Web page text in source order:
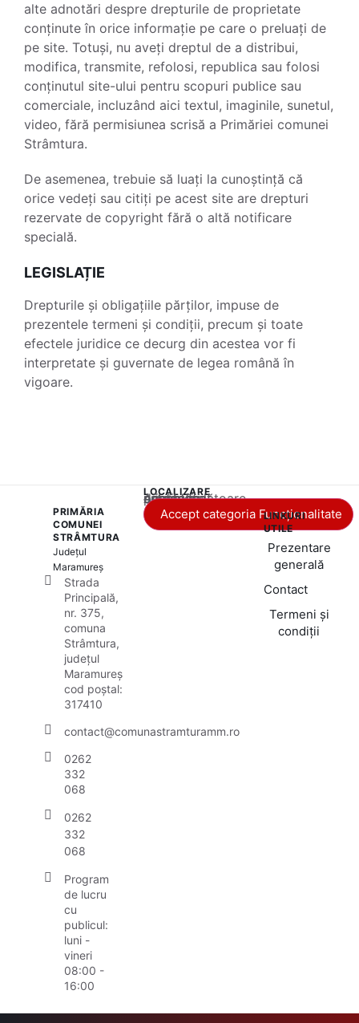
alte adnotări despre drepturile de proprietate
conținute în orice informație pe care o preluați de
pe site. Totuși, nu aveți dreptul de a distribui,
modifica, transmite, refolosi, republica sau folosi
conținutul site-ului pentru scopuri publice sau
comerciale, incluzând aici textul, imaginile, sunetul,
video, fără permisiunea scrisă a Primăriei comunei
Strâmtura.
De asemenea, trebuie să luați la cunoștință că
orice vedeți sau citiți pe acest site are drepturi
rezervate de copyright fără o altă notificare
specială.
LEGISLAȚIE
Drepturile și obligațiile părților, impuse de
prezentele termeni și condiții, precum și toate
efectele juridice ce decurg din acestea vor fi
interpretate și guvernate de legea română în
vigoare.
PRIMĂRIA
COMUNEI
STRÂMTURA
Județul
Maramureș
Strada
Principală,
nr. 375,
comuna
Strâmtura,
județul
Maramureș
cod poștal:
317410
contact@comunastramturamm.ro
0262
332
068
0262
332
068
Program
de lucru
cu
publicul:
luni -
vineri
08:00 -
16:00
LOCALIZARE
Acest conținut este blocat până când acceptați categoria corespunzătoare de cookie-uri.
Accept categoria Funcționalitate
LINKURI
UTILE
Prezentare
generală
Contact
Termeni și
condiții